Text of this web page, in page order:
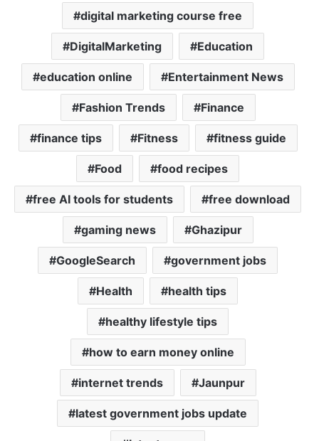
digital marketing course free
DigitalMarketing Education
education online Entertainment News
Fashion Trends Finance
finance tips Fitness fitness guide
Food food recipes
free AI tools for students free download
gaming news Ghazipur
GoogleSearch government jobs
Health health tips
healthy lifestyle tips
how to earn money online
internet trends Jaunpur
latest government jobs update